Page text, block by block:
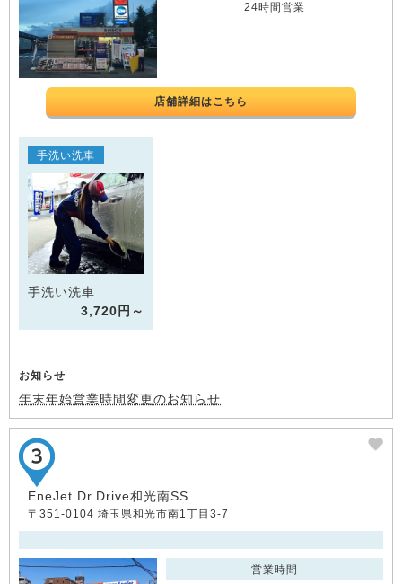
24時間営業
店舗詳細はこちら
手洗い洗車
手洗い洗車
3,720円～
お知らせ
年末年始営業時間変更のお知らせ
EneJet Dr.Drive和光南SS
〒351-0104 埼玉県和光市南1丁目3-7
営業時間